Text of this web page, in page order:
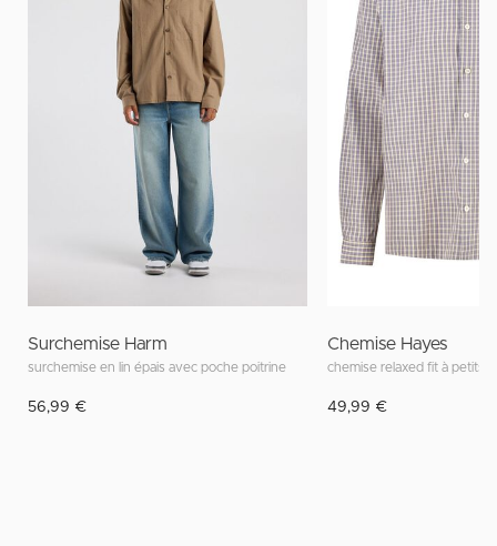
Surchemise Harm
surchemise en lin épais avec poche poitrine
56,99 €
Chemise Hayes
chemise relaxed fit à petits
49,99 €